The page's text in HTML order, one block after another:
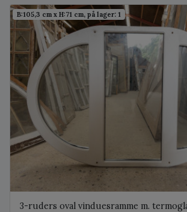
B:105,3 cm x H:71 cm, på lager: 1
3-ruders oval vinduesramme m.